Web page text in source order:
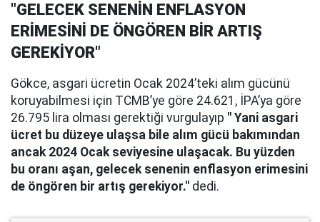
"GELECEK SENENİN ENFLASYON
ERİMESİNİ DE ÖNGÖREN BİR ARTIŞ
GEREKİYOR"
Gökce, asgari ücretin Ocak 2024’teki alım gücünü
koruyabilmesi için TCMB’ye göre 24.621, İPA’ya göre
26.795 lira olması gerektiği vurgulayıp " Yani asgari
ücret bu düzeye ulaşsa bile alım gücü bakımından
ancak 2024 Ocak seviyesine ulaşacak. Bu yüzden
bu oranı aşan, gelecek senenin enflasyon erimesini
de öngören bir artış gerekiyor." dedi.